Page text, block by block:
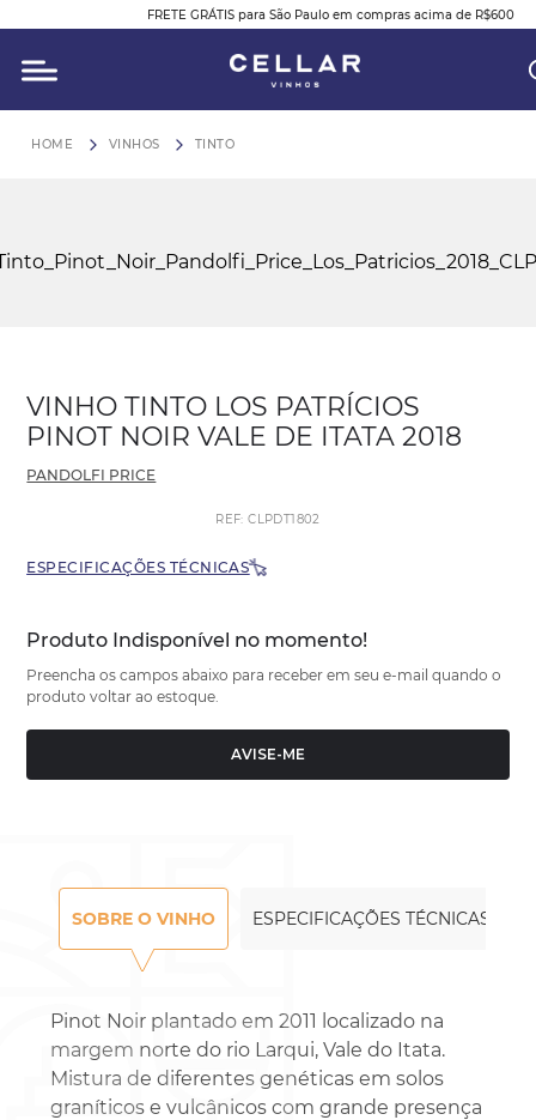
FRETE GRÁTIS para São Paulo em compras acima de R$600
VINHOS TINTO
VINHO TINTO LOS PATRÍCIOS
PINOT NOIR VALE DE ITATA 2018
PANDOLFI PRICE
REF:CLPDT1802
ESPECIFICAÇÕES TÉCNICAS
Produto Indisponível no momento!
Preencha os campos abaixo para receber em seu e-mail quando o
produto voltar ao estoque.
AVISE-ME
SOBRE O VINHO ESPECIFICAÇÕES TÉCNICAS
Pinot Noir plantado em 2011 localizado na
margem norte do rio Larqui, Vale do Itata.
Mistura de diferentes genéticas em solos
graníticos e vulcânicos com grande presença